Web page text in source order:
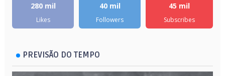
280 mil
Likes
40 mil
Followers
45 mil
Subscribes
PREVISÃO DO TEMPO